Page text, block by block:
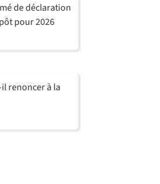
de déclaration
pour 2026
renoncer à la